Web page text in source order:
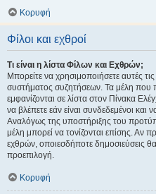
Κορυφή
Φίλοι και εχθροί
Τι είναι η λίστα Φίλων και Εχθρών;
Μπορείτε να χρησιμοποιήσετε αυτές
συστήματος συζητήσεων. Τα μέλη που
εμφανίζονται σε λίστα στον Πίνακα
να βλέπετε εάν είναι συνδεδεμένοι
Αναλόγως της υποστήριξης του
μέλη μπορεί να τονίζονται επίσης. Αν
εχθρών, οποιεσδήποτε δημοσιεύσεις
προεπιλογή.
Κορυφή